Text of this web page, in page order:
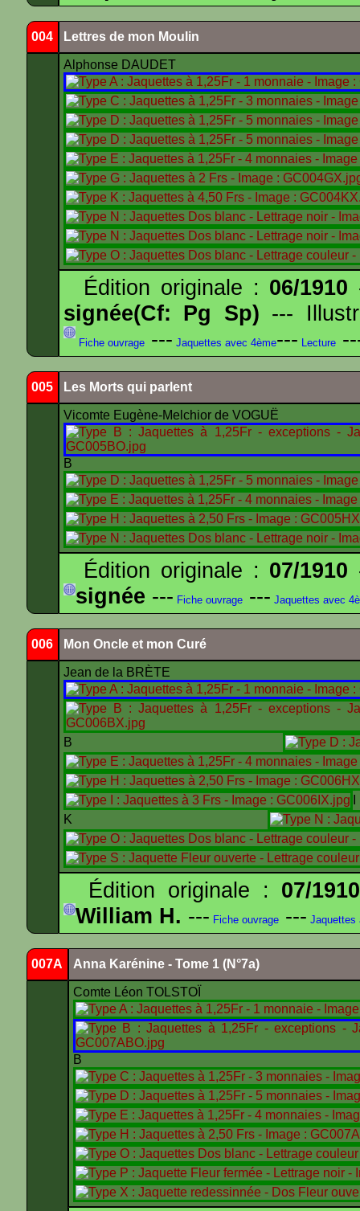
004 Lettres de mon Moulin
Alphonse DAUDET
Édition originale : 06/1910
signée(Cf: Pg Sp) ---
Fiche ouvrage --- Jaquettes avec 4ème--- Lecture
005 Les Morts qui parlent
Vicomte Eugène-Melchior de VOGUË
B
Édition originale : 07/1910
signée --- Fiche ouvrage --- Jaquettes avec
006 Mon Oncle et mon Curé
Jean de la BRÈTE
B
K
Édition originale : 07/1910
William H. --- Fiche ouvrage --- Jaquettes
007A Anna Karénine - Tome 1 (N°7a)
Comte Léon TOLSTOÏ
B